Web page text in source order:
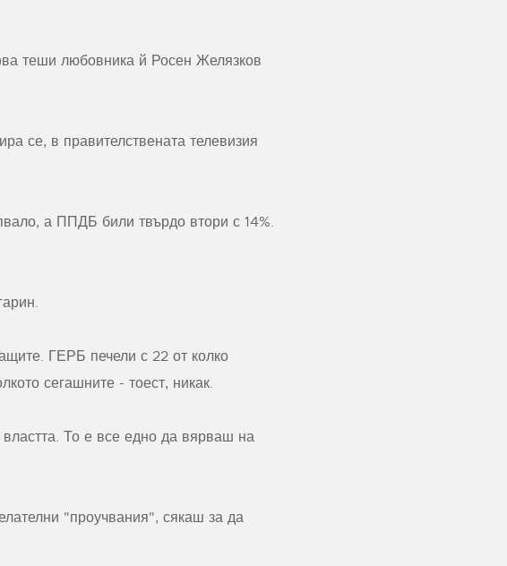
теши любовника й Росен Желязков
се, в правителствената телевизия
а ППДБ били твърдо втори с 14%.
ГЕРБ печели с 22 от колко
сегашните - тоест, никак.
То е все едно да вярваш на
"проучвания", сякаш за да